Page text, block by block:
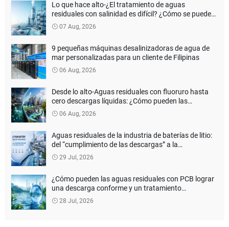
Lo que hace alto-¿El tratamiento de aguas
residuales con salinidad es difícil? ¿Cómo se puede
lograr una verdadera descarga de líquido cero?
07 Aug, 2026
9 pequeñas máquinas desalinizadoras de agua de
mar personalizadas para un cliente de Filipinas
06 Aug, 2026
Desde lo alto-Aguas residuales con fluoruro hasta
cero descargas líquidas: ¿Cómo pueden las
empresas de baterías de litio reducir los costos del
tratamiento ambiental?
06 Aug, 2026
Aguas residuales de la industria de baterías de litio:
del “cumplimiento de las descargas” a la
recuperación de recursos
29 Jul, 2026
¿Cómo pueden las aguas residuales con PCB lograr
una descarga conforme y un tratamiento
inofensivo?
28 Jul, 2026